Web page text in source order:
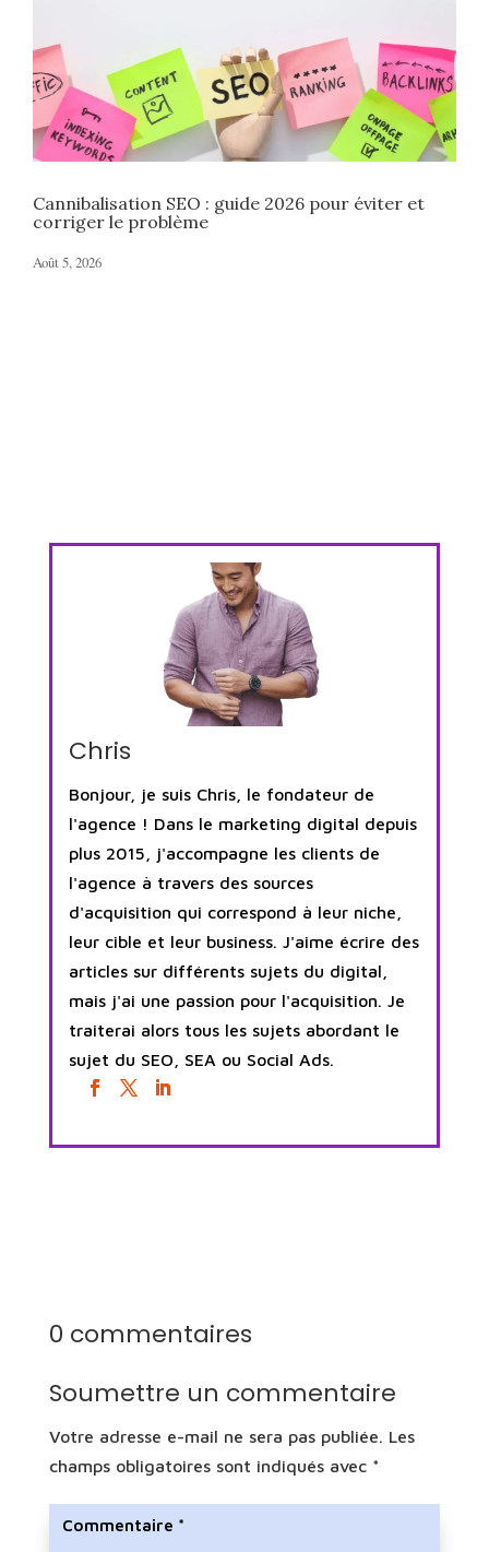
Cannibalisation SEO : guide 2026 pour éviter et
corriger le problème
Août 5, 2026
Chris
Bonjour, je suis Chris, le fondateur de
l'agence ! Dans le marketing digital depuis
plus 2015, j'accompagne les clients de
l'agence à travers des sources
d'acquisition qui correspond à leur niche,
leur cible et leur business. J'aime écrire des
articles sur différents sujets du digital,
mais j'ai une passion pour l'acquisition. Je
traiterai alors tous les sujets abordant le
sujet du SEO, SEA ou Social Ads.
0 commentaires
Soumettre un commentaire
Votre adresse e-mail ne sera pas publiée. Les
champs obligatoires sont indiqués avec *